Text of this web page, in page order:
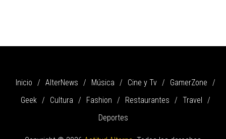
Inicio AlterNews Música Cine y Tv
GamerZone
Geek
Cultura Fashion Restaurantes
Travel
Deportes